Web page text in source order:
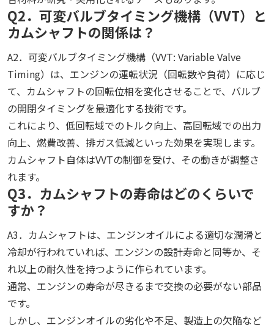
Q2．可変バルブタイミング機構（VVT）と
カムシャフトの関係は？
A2．可変バルブタイミング機構（VVT: Variable Valve
Timing）は、エンジンの運転状況（回転数や負荷）に応じ
て、カムシャフトの回転位相を変化させることで、バルブ
の開閉タイミングを最適化する技術です。
これにより、低回転域でのトルク向上、高回転域での出力
向上、燃費改善、排ガス低減といった効果を実現します。
カムシャフト自体はVVTの制御を受け、その動きが調整さ
れます。
Q3．カムシャフトの寿命はどのくらいで
すか？
A3．カムシャフトは、エンジンオイルによる適切な潤滑と
冷却が行われていれば、エンジンの設計寿命と同等か、そ
れ以上の耐久性を持つように作られています。
通常、エンジンの寿命が尽きるまで交換の必要がない部品
です。
しかし、エンジンオイルの劣化や不足、製造上の欠陥など